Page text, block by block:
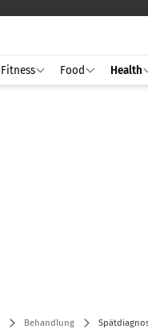
Fitness Food Health
Behandlung